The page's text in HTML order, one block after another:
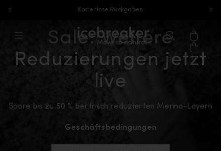
Zum Inhalt springen Versandkostenfrei ab 85 €
icebreaker®, zur Startseite von
Suchen
Sale: Weitere
Reduzierungen jetzt
live
Spare bis zu 50 % bei frisch reduzierten Merino-Layern
Geschäftsbedingungen